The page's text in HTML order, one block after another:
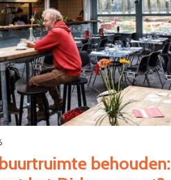
behouden: